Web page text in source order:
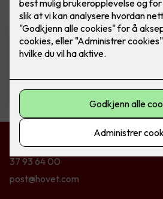
ELKO Dimmer
Ferdig montert
2,290,-
Kontakt oss
37 93 64 00
post@hovet.com